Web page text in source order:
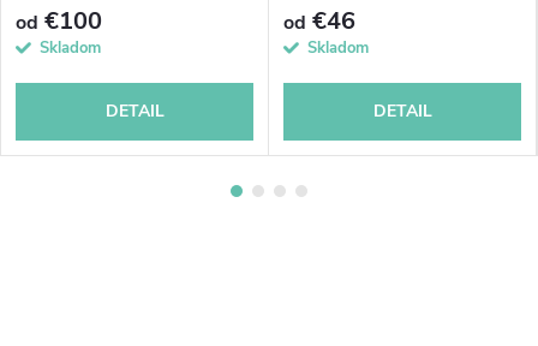
od €100
Skladom
DETAIL
od €46
Skladom
DETAIL